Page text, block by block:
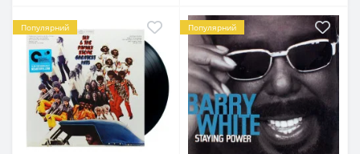
Популярний Популярний